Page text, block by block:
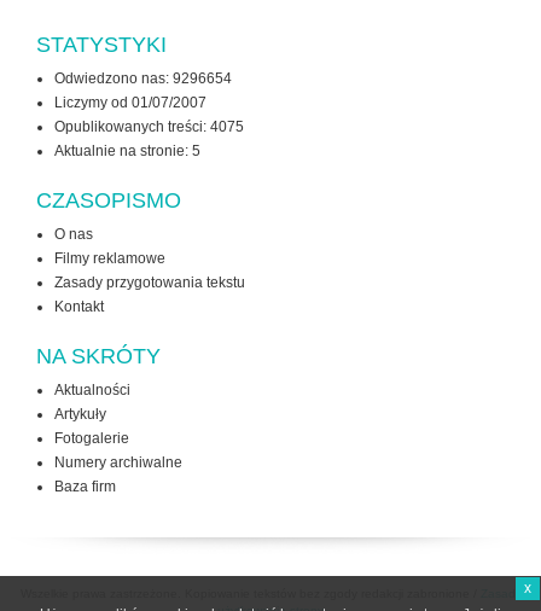
STATYSTYKI
Odwiedzono nas: 9296654
Liczymy od 01/07/2007
Opublikowanych treści: 4075
Aktualnie na stronie: 5
CZASOPISMO
O nas
Filmy reklamowe
Zasady przygotowania tekstu
Kontakt
NA SKRÓTY
Aktualności
Artykuły
Fotogalerie
Numery archiwalne
Baza firm
x